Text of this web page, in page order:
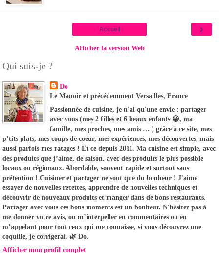
›
Accueil
Afficher la version Web
Qui suis-je ?
Do
Le Manoir et précédemment Versailles, France
Passionnée de cuisine, je n'ai qu'une envie : partager
avec vous (mes 2 filles et 6 beaux enfants 😀, ma
famille, mes proches, mes amis … ) grâce à ce site, mes
p’tits plats, mes coups de coeur, mes expériences, mes découvertes, mais
aussi parfois mes ratages ! Et ce depuis 2011. Ma cuisine est simple, avec
des produits que j’aime, de saison, avec des produits le plus possible
locaux ou régionaux. Abordable, souvent rapide et surtout sans
prétention ! Cuisiner et partager ne sont que du bonheur ! J'aime
essayer de nouvelles recettes, apprendre de nouvelles techniques et
découvrir de nouveaux produits et manger dans de bons restaurants.
Partager avec vous ces bons moments est un bonheur. N'hésitez pas à
me donner votre avis, ou m’interpeller en commentaires ou en
m’appelant pour tout ceux qui me connaisse, si vous découvrez une
coquille, je corrigerai. 🌿 Do.
Afficher mon profil complet